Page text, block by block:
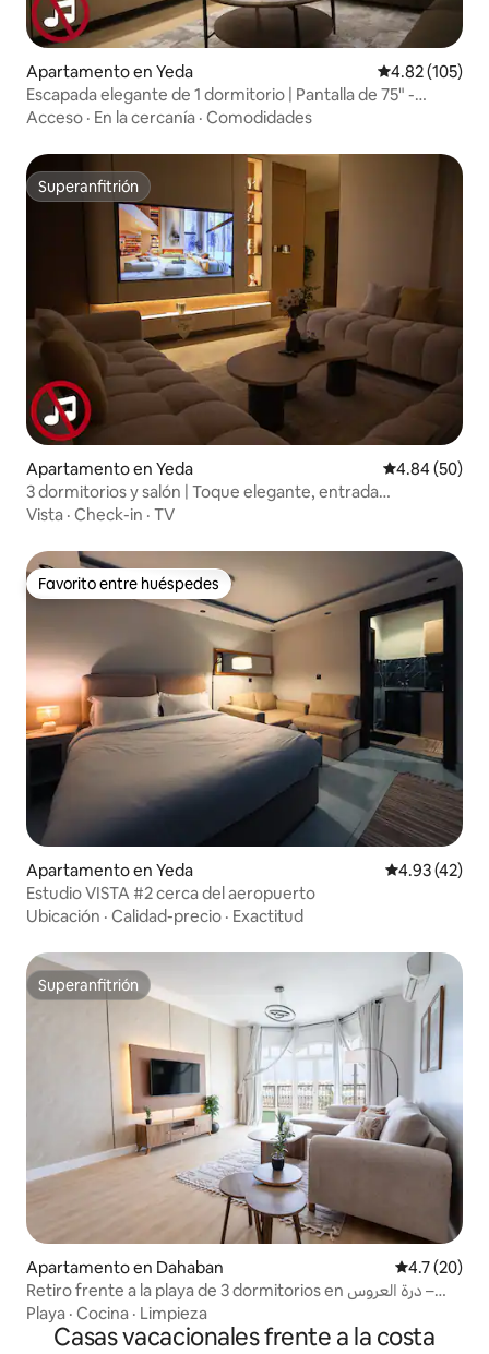
Apartamento en Yeda Calificación
4.82 (105)
Escapada elegante de 1 dormitorio | Pantalla de 75" -
Entrada inteligente
Acceso · En la cercanía · Comodidades
Superanfitrión
Superanfitrión
Apartamento en Yeda Calificación
4.84 (50)
3 dormitorios y salón | Toque elegante, entrada
inteligente, TV de 75"
Vista · Check-in · TV
Favorito entre huéspedes
Favorito entre huéspedes
Apartamento en Yeda Calificación
4.93 (42)
Estudio VISTA #2 cerca del aeropuerto
Ubicación · Calidad-precio · Exactitud
Superanfitrión
Superanfitrión
Apartamento en Dahaban Calificación
4.7 (20)
Retiro frente a la playa de 3 dormitorios en درة العروس –
Acceso al mar
Playa · Cocina · Limpieza
Casas vacacionales frente a la costa